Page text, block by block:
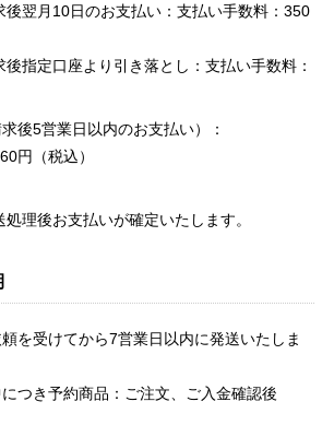
後翌月10日のお支払い：支払い手数料：350
後指定口座より引き落とし：支払い手数料：
後5営業日以内のお支払い）：
円（税込）
処理後お支払いが確定いたします。
を受けてから7営業日以内に発送いたしま
つき予約商品：ご注文、ご入金確認後